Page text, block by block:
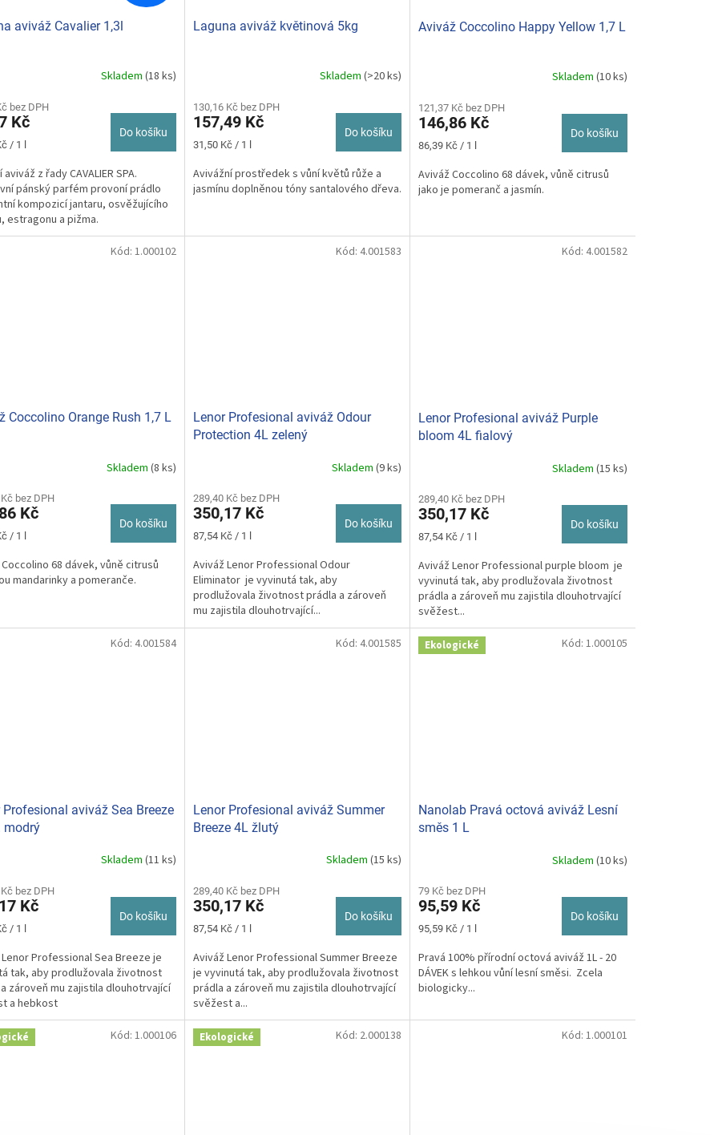
aviváž Cavalier 1,3l
Skladem (18 ks)
bez DPH
Kč
/ 1 l
Do košíku
aviváž z řady CAVALIER SPA.
pánský parfém provoní prádlo
kompozicí jantaru, osvěžujícího
estragonu a pižma.
Laguna aviváž květinová 5kg
Skladem (>20 ks)
130,16 Kč bez DPH
157,49 Kč
Měrná
31,50 Kč / 1 l
Do košíku
Avivážní prostředek s vůní květů růže a
jasmínu doplněnou tóny santalového dřeva.
Aviváž Coccolino Happy Yellow 1,7 L
Skladem (10 ks)
121,37 Kč bez DPH
146,86 Kč
Měrná
86,39 Kč / 1 l
Do košíku
Aviváž Coccolino 68 dávek, vůně citrusů
jako je pomeranč a jasmín.
Coccolino Orange Rush 1,7 L
Skladem (8 ks)
bez DPH
Kč
/ 1 l
Do košíku
68 dávek, vůně citrusů
mandarinky a pomeranče.
Kód: 1.000102
Lenor Profesional aviváž Odour
Protection 4L zelený
Skladem (9 ks)
289,40 Kč bez DPH
350,17 Kč
Měrná
87,54 Kč / 1 l
Do košíku
Aviváž Lenor Professional Odour
Eliminator je vyvinutá tak, aby
prodlužovala životnost prádla a zároveň
mu zajistila dlouhotrvající...
Kód: 4.001583
Lenor Profesional aviváž Purple
bloom 4L fialový
Skladem (15 ks)
289,40 Kč bez DPH
350,17 Kč
Měrná
87,54 Kč / 1 l
Do košíku
Aviváž Lenor Professional purple bloom je
vyvinutá tak, aby prodlužovala životnost
prádla a zároveň mu zajistila dlouhotrvající
svěžest...
Kód: 4.001582
Profesional aviváž Sea Breeze
modrý
Skladem (11 ks)
bez DPH
Kč
/ 1 l
Do košíku
Professional Sea Breeze je
tak, aby prodlužovala životnost
zároveň mu zajistila dlouhotrvající
a hebkost
Kód: 4.001584
Lenor Profesional aviváž Summer
Breeze 4L žlutý
Skladem (15 ks)
289,40 Kč bez DPH
350,17 Kč
Měrná
87,54 Kč / 1 l
Do košíku
Aviváž Lenor Professional Summer Breeze
je vyvinutá tak, aby prodlužovala životnost
prádla a zároveň mu zajistila dlouhotrvající
svěžest a...
Kód: 4.001585 Ekologické
Nanolab Pravá octová aviváž Lesní
směs 1 L
Skladem (10 ks)
79 Kč bez DPH
95,59 Kč
Měrná
95,59 Kč / 1 l
Do košíku
Pravá 100% přírodní octová aviváž 1L - 20
DÁVEK s lehkou vůní lesní směsi. Zcela
biologicky...
Kód: 1.000105
Kód: 1.000106 Ekologické Kód: 2.000138 Kód: 1.000101